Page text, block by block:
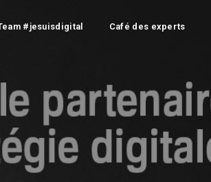
#jesuisdigital Café des experts